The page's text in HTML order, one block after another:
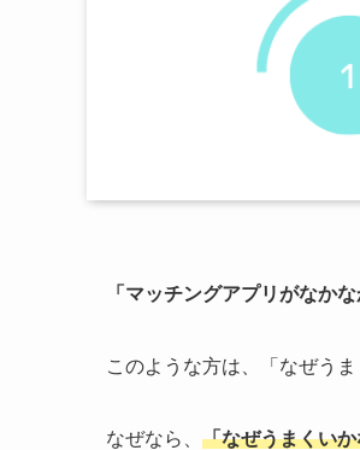
「マッチングアプリがなか
このような方は、「なぜう
なぜなら、 「なぜうまくい